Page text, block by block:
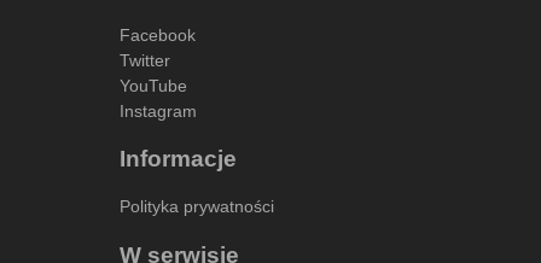
Facebook
Twitter
YouTube
Instagram
Informacje
Polityka prywatności
W serwisie